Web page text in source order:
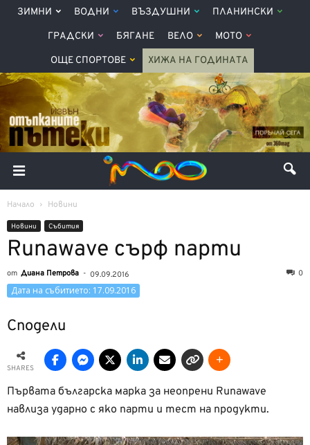
ЗИМНИ ВОДНИ ВЪЗДУШНИ ПЛАНИНСКИ
ГРАДСКИ БЯГАНЕ ВЕЛО МОТО
ОЩЕ СПОРТОВЕ ХИЖА НА ГОДИНАТА
Начало Новини
Новини Събития
Runawave сърф парти
от Диана Петрова - 09.09.2016 0
Дата на събитието: 17.09.2016
Сподели
SHARES
Първата българска марка за неопрени Runawave
навлиза ударно с яко парти и тест на продукти.